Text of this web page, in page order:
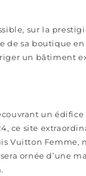
sur la
de sa boutique
un bâtiment
un
ce site
Vuitton Femme,
ornée d’une